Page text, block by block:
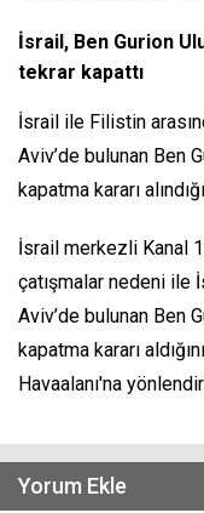
İsrail, Ben Gurion
tekrar kapattı
İsrail ile Filistin
Aviv’de bulunan Ben
kapatma kararı
İsrail merkezli Kanal
çatışmalar nedeni ile
Aviv’de bulunan Ben
kapatma kararı
Havaalanı'na
Yorum Ekle